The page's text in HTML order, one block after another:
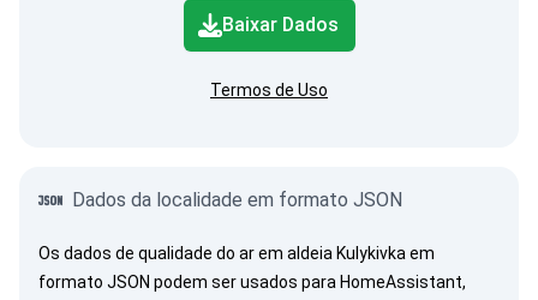
Baixar Dados
Termos de Uso
Dados da localidade em formato JSON
Os dados de qualidade do ar em aldeia Kulykivka em
formato JSON podem ser usados para HomeAssistant,